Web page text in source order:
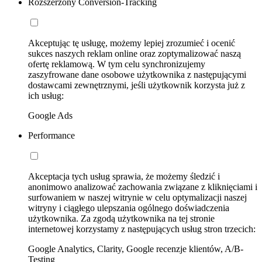
Rozszerzony Conversion-Tracking
Akceptując tę usługę, możemy lepiej zrozumieć i ocenić
sukces naszych reklam online oraz zoptymalizować naszą
ofertę reklamową. W tym celu synchronizujemy
zaszyfrowane dane osobowe użytkownika z następującymi
dostawcami zewnętrznymi, jeśli użytkownik korzysta już z
ich usług:
Google Ads
Performance
Akceptacja tych usług sprawia, że możemy śledzić i
anonimowo analizować zachowania związane z kliknięciami i
surfowaniem w naszej witrynie w celu optymalizacji naszej
witryny i ciągłego ulepszania ogólnego doświadczenia
użytkownika. Za zgodą użytkownika na tej stronie
internetowej korzystamy z następujących usług stron trzecich:
Google Analytics, Clarity, Google recenzje klientów, A/B-
Testing